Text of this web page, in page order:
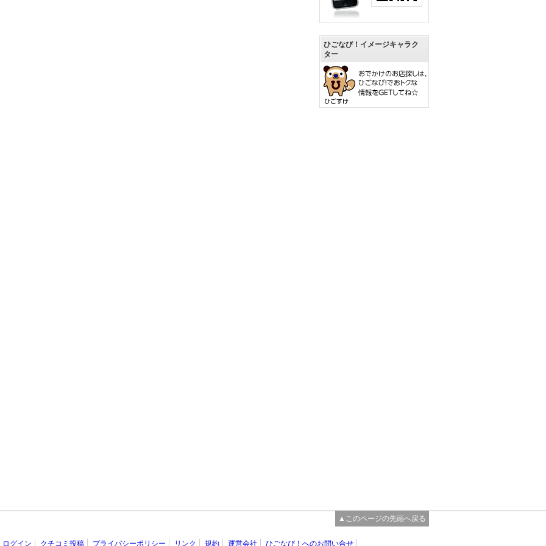
ひごなび！イメージキャラク
ター
▲このページの先頭へ戻る
ログイン クチコミ投稿 プライバシーポリシー リンク 規約 運営会社 ひごなび！へのお問い合せ